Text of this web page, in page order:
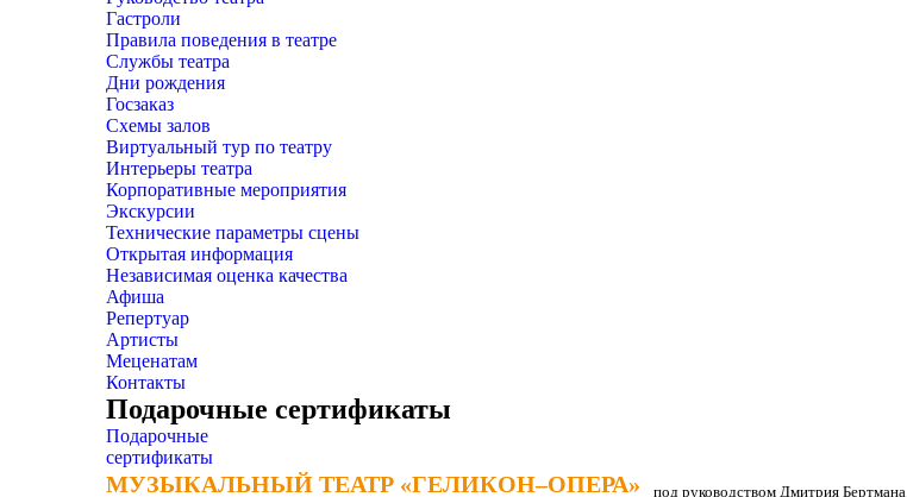
Гастроли
Правила поведения в театре
Службы театра
Дни рождения
Госзаказ
Схемы залов
Виртуальный тур по театру
Интерьеры театра
Корпоративные мероприятия
Экскурсии
Технические параметры сцены
Открытая информация
Независимая оценка качества
Афиша
Репертуар
Артисты
Меценатам
Контакты
Подарочные сертификаты
Подарочные
сертификаты
МУЗЫКАЛЬНЫЙ ТЕАТР «ГЕЛИКОН–ОПЕРА»
МУЗЫКАЛЬНЫЙ ТЕАТР «ГЕЛИКОН–ОПЕРА» под руководством Дмитрия Бертмана